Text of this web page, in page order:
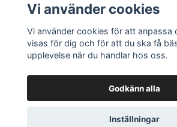
Vi använder cookies
Vi använder cookies för att anpassa
visas för dig och för att du ska få
upplevelse när du handlar hos oss.
Godkänn alla
Inställningar